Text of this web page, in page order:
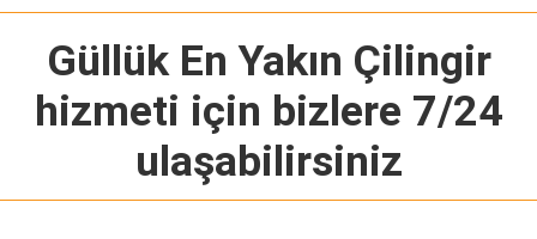
Güllük En Yakın Çilingir
hizmeti için bizlere 7/24
ulaşabilirsiniz